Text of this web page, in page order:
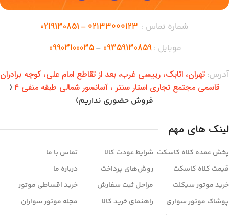
شماره تماس : 02133000123 –
0219130851
موبایل : 09359130859
–
09903100035
آدرس: تهران،‌ اتابک، رییسی غرب، بعد از تقاطع امام علی، کوچه برادران
قاسمی مجتمع تجاری استار سنتر ، آسانسور شمالی طبقه منفی ۴
(
فروش حضوری نداریم)
لینک های مهم
پخش عمده کلاه کاسکت
قیمت کلاه کاسکت
خرید موتور سیکلت
پوشاک موتور سواری
شرایط عودت کالا
روش‌های پرداخت
مراحل ثبت سفارش
راهنمای خرید کالا
تماس با ما
درباره ما
خرید اقساطی موتور
مجله موتور سواران